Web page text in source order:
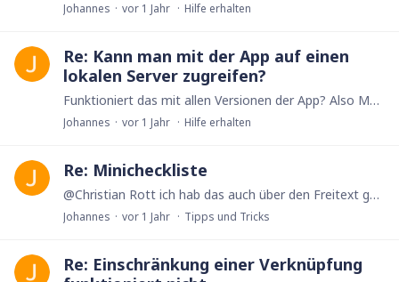
Johannes vor 1 Jahr Hilfe erhalten
Re: Kann man mit der App auf einen
lokalen Server zugreifen?
Funktioniert das mit allen Versionen der App? Also Mac und iOS/iPad?
Johannes vor 1 Jahr Hilfe erhalten
Re: Minicheckliste
@Christian Rott ich hab das auch über den Freitext gelöst. Wenn ich nach der Aufgabe noch @NAME eingebe wird es dem oder den entsprechenden Usern zugeordnet.
Johannes vor 1 Jahr Tipps und Tricks
Re: Einschränkung einer Verknüpfung